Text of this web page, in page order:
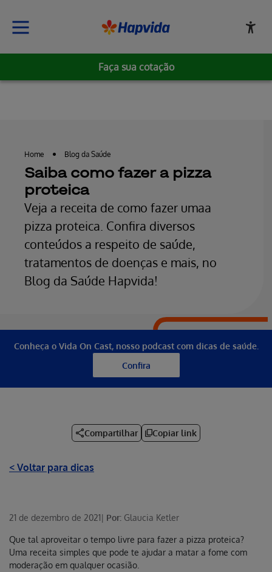
Faça sua cotação
Home Blog da Saúde
Saiba como fazer a pizza
proteica
Veja a receita de como fazer umaa
pizza proteica. Confira diversos
conteúdos a respeito de saúde,
tratamentos de doenças e mais, no
Blog da Saúde Hapvida!
Conheça o Vida On Cast, nosso podcast com dicas de saúde.
Confira
< Voltar para dicas
Compartilhar Copiar link
21 de dezembro de 2021| Por: Glaucia Ketler
Que tal aproveitar o tempo livre para fazer a pizza proteica?
Uma receita simples que pode te ajudar a matar a fome com
moderação em qualquer ocasião.